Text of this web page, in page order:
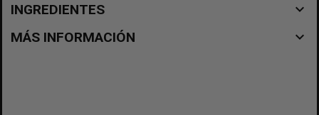
INGREDIENTES navigate_before
MÁS INFORMACIÓN navigate_before